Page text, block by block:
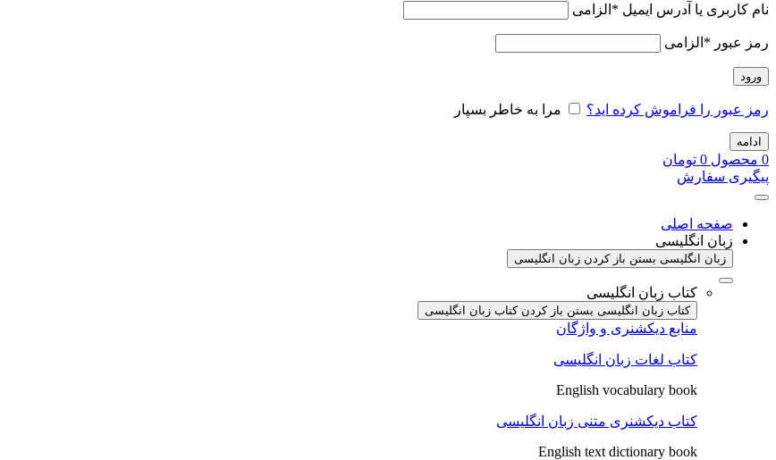
نام کاربری یا آدرس ایمیل * الزامی
رمز عبور * الزامی
ورود
رمز عبور را فراموش کرده اید؟ مرا به خاطر بسپار
ادامه
0 محصول 0 تومان
پیگیری سفارش
صفحه اصلی
زبان انگلیسی
زبان انگلیسی بستن باز کردن زبان انگلیسی
کتاب زبان انگلیسی
کتاب زبان انگلیسی بستن باز کردن کتاب زبان انگلیسی
منابع دیکشنری و واژگان
کتاب لغات زبان انگلیسی
English vocabulary book
کتاب دیکشنری متنی زبان انگلیسی
English text dictionary book